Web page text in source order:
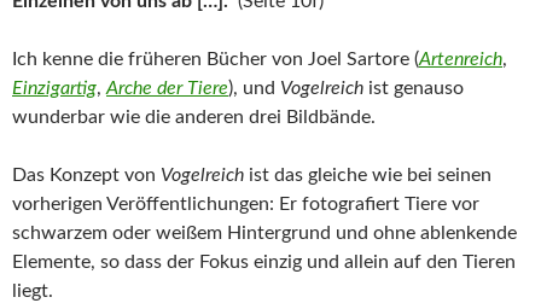
Ich kenne die früheren Bücher von Joel Sartore (Artenreich,
Einzigartig, Arche der Tiere), und Vogelreich ist genauso
wunderbar wie die anderen drei Bildbände.
Das Konzept von Vogelreich ist das gleiche wie bei seinen
vorherigen Veröffentlichungen: Er fotografiert Tiere vor
schwarzem oder weißem Hintergrund und ohne ablenkende
Elemente, so dass der Fokus einzig und allein auf den Tieren
liegt.